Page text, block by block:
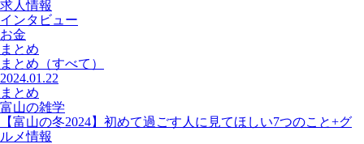
求人情報
インタビュー
お金
まとめ
まとめ （すべて）
2024.01.22
まとめ
富山の雑学
【富山の冬2024】初めて過ごす人に見てほしい7つのこと+グ
ルメ情報